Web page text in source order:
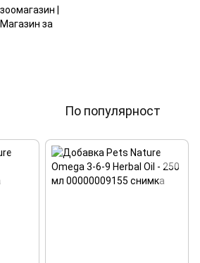
По популярност